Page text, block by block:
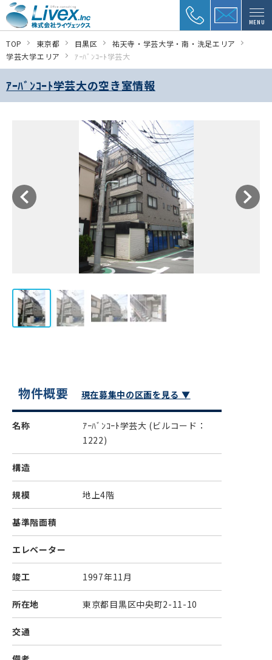
MENU
TOP 東京都 目黒区
祐天寺・学芸大学・南・洗足エリア
学芸大学エリア
ｱｰﾊﾞﾝｺｰﾄ学芸大
ｱｰﾊﾞﾝｺｰﾄ学芸大の空き室情報
物件概要 現在募集中の区画を見る ▼
名称 ｱｰﾊﾞﾝｺｰﾄ学芸大 (ビルコード：
1222)
構造
規模 地上4階
基準階面積
エレベーター
竣工 1997年11月
所在地 東京都目黒区中央町2-11-10
交通